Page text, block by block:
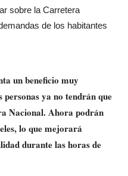
sobre la Carretera
de los habitantes
un beneficio muy
ya no tendrán que
Nacional. Ahora podrán
lo que mejorará
durante las horas de